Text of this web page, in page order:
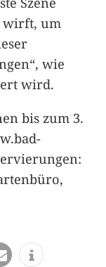
wirft, um
wie
wird.
bis zum 3.